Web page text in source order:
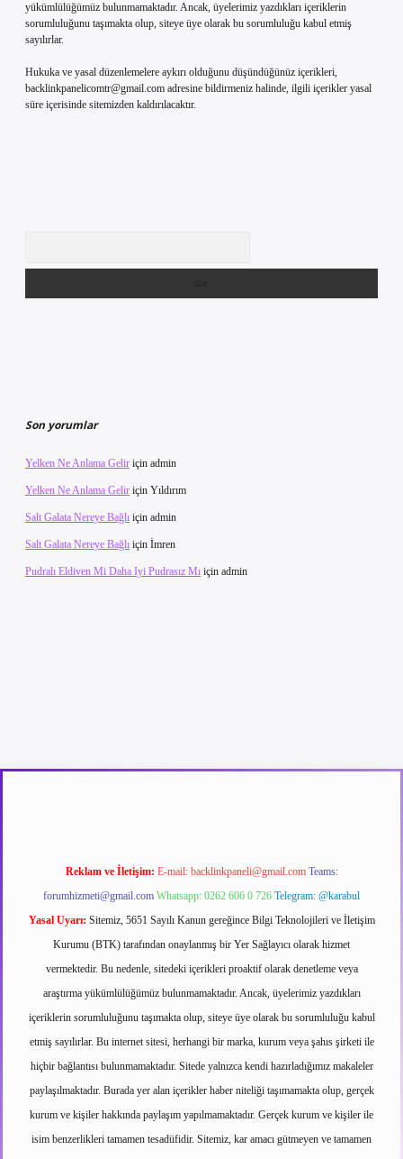
yükümlülüğümüz bulunmamaktadır. Ancak, üyelerimiz yazdıkları içeriklerin
sorumluluğunu taşımakta olup, siteye üye olarak bu sorumluluğu kabul etmiş
sayılırlar.
Hukuka ve yasal düzenlemelere aykırı olduğunu düşündüğünüz içerikleri,
backlinkpanelicomtr@gmail.com adresine bildirmeniz halinde, ilgili içerikler yasal
süre içerisinde sitemizden kaldırılacaktır.
Son yorumlar
Yelken Ne Anlama Gelir için admin
Yelken Ne Anlama Gelir için Yıldırım
Salt Galata Nereye Bağlı için admin
Salt Galata Nereye Bağlı için İmren
Pudralı Eldiven Mi Daha Iyi Pudrasız Mı için admin
Reklam ve İletişim: E-mail: backlinkpaneli@gmail.com Teams:
forumhizmeti@gmail.com Whatsapp: 0262 606 0 726 Telegram: @karabul
Yasal Uyarı: Sitemiz, 5651 Sayılı Kanun gereğince Bilgi Teknolojileri ve İletişim
Kurumu (BTK) tarafından onaylanmış bir Yer Sağlayıcı olarak hizmet
vermektedir. Bu nedenle, sitedeki içerikleri proaktif olarak denetleme veya
araştırma yükümlülüğümüz bulunmamaktadır. Ancak, üyelerimiz yazdıkları
içeriklerin sorumluluğunu taşımakta olup, siteye üye olarak bu sorumluluğu kabul
etmiş sayılırlar. Bu internet sitesi, herhangi bir marka, kurum veya şahıs şirketi ile
hiçbir bağlantısı bulunmamaktadır. Sitede yalnızca kendi hazırladığımız makaleler
paylaşılmaktadır. Burada yer alan içerikler haber niteliği taşımamakta olup, gerçek
kurum ve kişiler hakkında paylaşım yapılmamaktadır. Gerçek kurum ve kişiler ile
isim benzerlikleri tamamen tesadüfidir. Sitemiz, kar amacı gütmeyen ve tamamen